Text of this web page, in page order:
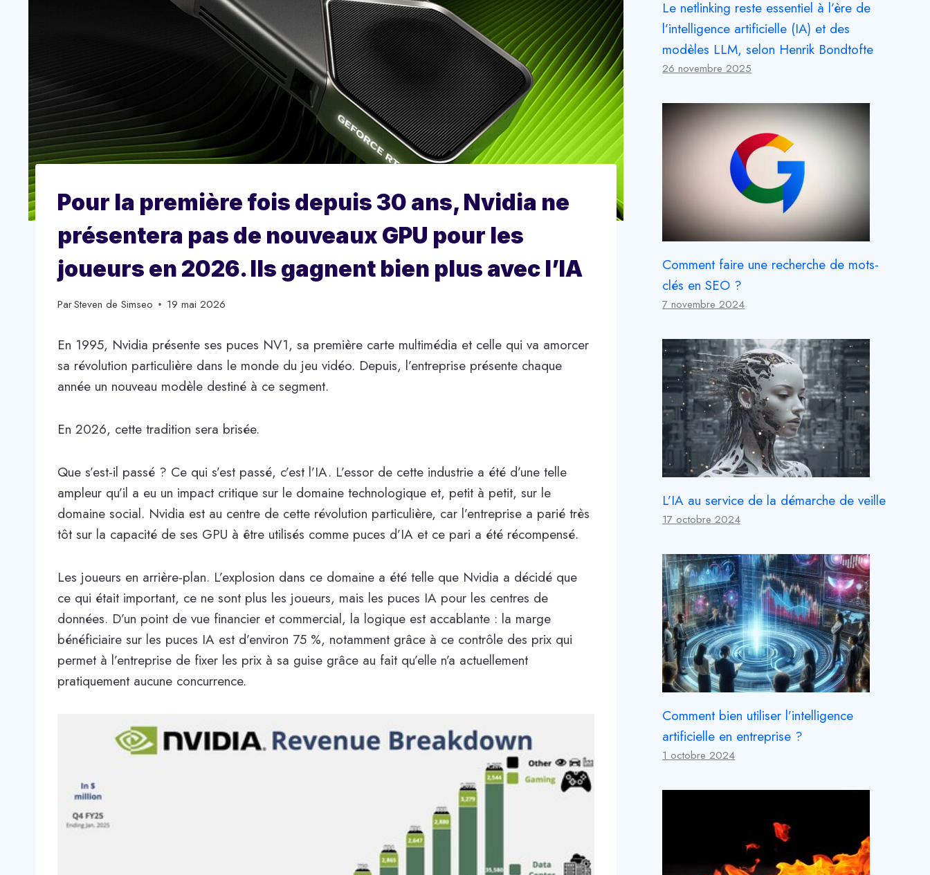
Pour la première fois depuis 30 ans, Nvidia ne
présentera pas de nouveaux GPU pour les
joueurs en 2026. Ils gagnent bien plus avec l’IA
ParSteven de Simseo 19 mai 2026
En 1995, Nvidia présente ses puces NV1, sa première carte multimédia et celle qui va amorcer
sa révolution particulière dans le monde du jeu vidéo. Depuis, l’entreprise présente chaque
année un nouveau modèle destiné à ce segment.
En 2026, cette tradition sera brisée.
Que s’est-il passé ? Ce qui s’est passé, c’est l’IA. L’essor de cette industrie a été d’une telle
ampleur qu’il a eu un impact critique sur le domaine technologique et, petit à petit, sur le
domaine social. Nvidia est au centre de cette révolution particulière, car l’entreprise a parié très
tôt sur la capacité de ses GPU à être utilisés comme puces d’IA et ce pari a été récompensé.
Les joueurs en arrière-plan. L’explosion dans ce domaine a été telle que Nvidia a décidé que
ce qui était important, ce ne sont plus les joueurs, mais les puces IA pour les centres de
données. D’un point de vue financier et commercial, la logique est accablante : la marge
bénéficiaire sur les puces IA est d’environ 75 %, notamment grâce à ce contrôle des prix qui
permet à l’entreprise de fixer les prix à sa guise grâce au fait qu’elle n’a actuellement
pratiquement aucune concurrence.
Le netlinking reste essentiel à l’ère de
l’intelligence artificielle (IA) et des
modèles LLM, selon Henrik Bondtofte
26 novembre 2025
Comment faire une recherche de mots-
clés en SEO ?
7 novembre 2024
L’IA au service de la démarche de veille
17 octobre 2024
Comment bien utiliser l’intelligence
artificielle en entreprise ?
1 octobre 2024